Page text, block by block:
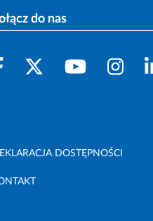
do nas
DOSTĘPNOŚCI